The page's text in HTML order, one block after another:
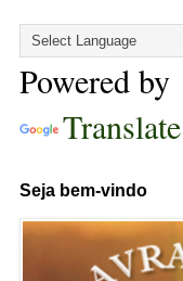
Powered by
Translate
Seja bem-vindo